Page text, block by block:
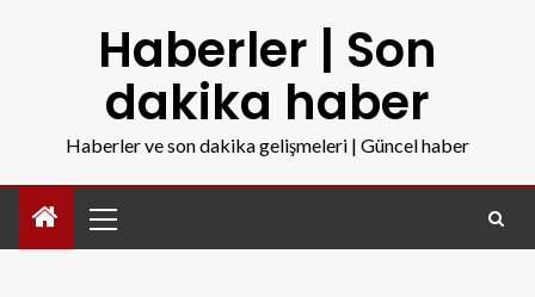
Haberler | Son
dakika haber
Haberler ve son dakika gelişmeleri | Güncel haber